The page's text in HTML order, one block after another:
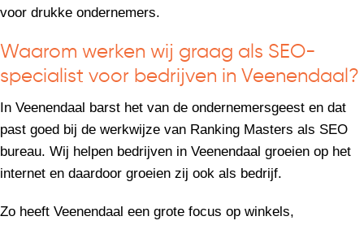
voor drukke ondernemers.
Waarom werken wij graag als SEO-
specialist voor bedrijven in Veenendaal?
In Veenendaal barst het van de ondernemersgeest en dat
past goed bij de werkwijze van Ranking Masters als SEO
bureau. Wij helpen bedrijven in Veenendaal groeien op het
internet en daardoor groeien zij ook als bedrijf.
Zo heeft Veenendaal een grote focus op winkels,